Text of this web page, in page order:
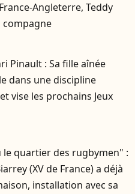
Angleterre, Teddy
compagne
Pinault : Sa fille aînée
dans une discipline
vise les prochains Jeux
le quartier des rugbymen" :
(XV de France) a déjà
installation avec sa